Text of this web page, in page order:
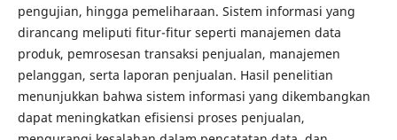
pengujian, hingga pemeliharaan. Sistem informasi yang
dirancang meliputi fitur-fitur seperti manajemen data
produk, pemrosesan transaksi penjualan, manajemen
pelanggan, serta laporan penjualan. Hasil penelitian
menunjukkan bahwa sistem informasi yang dikembangkan
dapat meningkatkan efisiensi proses penjualan,